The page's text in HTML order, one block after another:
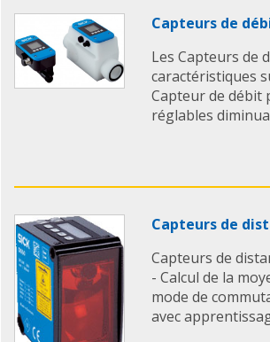
Capteurs de
Les Capteurs de
caractéristiques
Capteur de débit
réglables
Capteurs de
Capteurs de
- Calcul de la
mode de
avec